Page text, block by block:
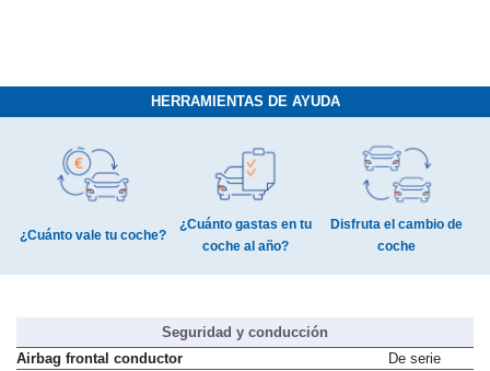
HERRAMIENTAS DE AYUDA
¿Cuánto vale tu coche?
¿Cuánto gastas en tu
coche al año?
Disfruta el cambio de
coche
Seguridad y conducción
Airbag frontal conductor
De serie